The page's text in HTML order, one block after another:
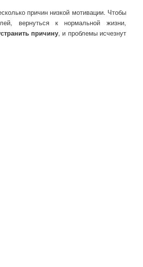
причин низкой мотивации. Чтобы
вернуться к нормальной жизни,
причину, и проблемы исчезнут